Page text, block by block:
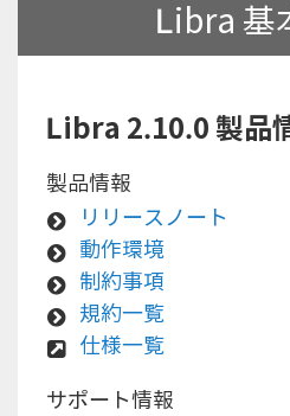
Libra 基
Libra 2.10.0 製品
製品情報
リリースノート
動作環境
制約事項
規約一覧
仕様一覧
サポート情報